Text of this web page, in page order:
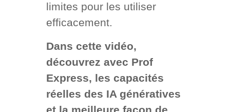
limites pour les utiliser
efficacement.
Dans cette vidéo,
découvrez avec Prof
Express, les capacités
réelles des IA génératives
et la meilleure façon de